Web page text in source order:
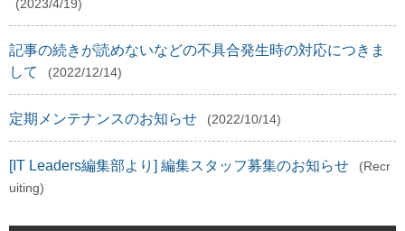
(2023/4/19)
記事の続きが読めないなどの不具合発生時の対応につきま
して
(2022/12/14)
定期メンテナンスのお知らせ (2022/10/14)
[IT Leaders編集部より] 編集スタッフ募集のお知らせ
(Recr
uiting)